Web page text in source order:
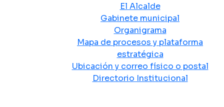
El Alcalde
Gabinete municipal
Organigrama
Mapa de procesos y plataforma
estratégica
Ubicación y correo físico o postal
Directorio Institucional